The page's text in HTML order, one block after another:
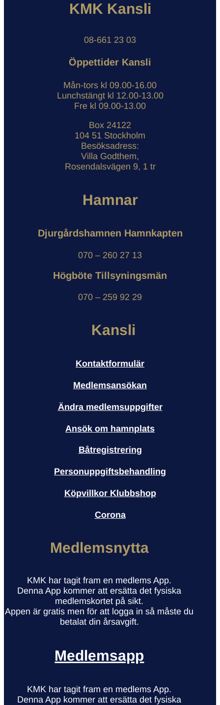
KMK Kansli
08-661 23 03
Öppettider Kansli
Mån-tors kl 09.00-16.00
Lunchstängt kl 12.00-13.00
Fre kl 09.00-13.00
Box 24122
104 51 Stockholm
Besöksadress:
Villa Godthem,
Rosendalsvägen 9, 1 tr
Hamnar
Djurgårdshamnen Hamnkapten
070 – 260 27 13
Högböte Tillsyningsmän
070 – 259 92 29
Kansli
Kontaktformulär
Medlemsansökan
Ändra medlemsuppgifter
Ansök om hamnplats
Båtregistrering
Personuppgiftsbehandling
Köpvillkor Klubbshop
Corona
Medlemsnytta
KMK har tagit fram en medlems App.
Denna App kommer att ersätta det fysiska
medlemskortet på sikt.
Appen är gratis men för att logga in så måste du
betalat din årsavgift.
Medlemsapp
KMK har tagit fram en medlems App.
Denna App kommer att ersätta det fysiska